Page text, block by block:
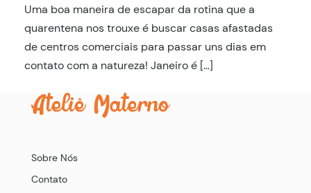
Uma boa maneira de escapar da rotina que a
quarentena nos trouxe é buscar casas afastadas
de centros comerciais para passar uns dias em
contato com a natureza! Janeiro é […]
Sobre Nós
Contato